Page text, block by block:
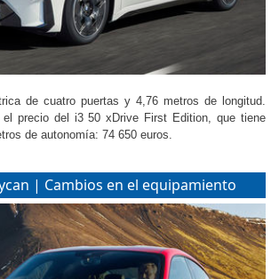
de cuatro puertas y 4,76 metros de longitud.
precio del i3 50 xDrive First Edition, que tiene
| Cambios en el equipamiento